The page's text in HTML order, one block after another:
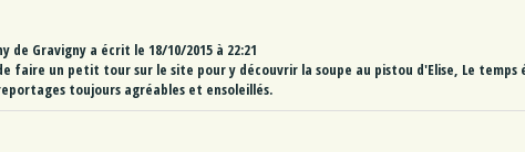
de Gravigny a écrit le 18/10/2015 à 22:21
faire un petit tour sur le site pour y découvrir la soupe au pistou d'Elise, Le temps
toujours agréables et ensoleillés.